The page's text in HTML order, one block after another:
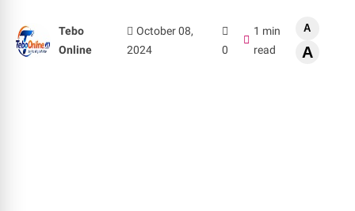
Tebo
Online
October 08,
2024
0
1 min
read
A
A